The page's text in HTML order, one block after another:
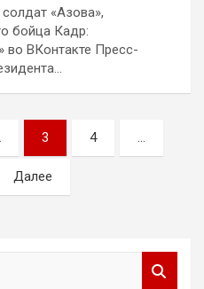
«Азова»,
бойца Кадр:
ВКонтакте Пресс-
3 4 …
Далее